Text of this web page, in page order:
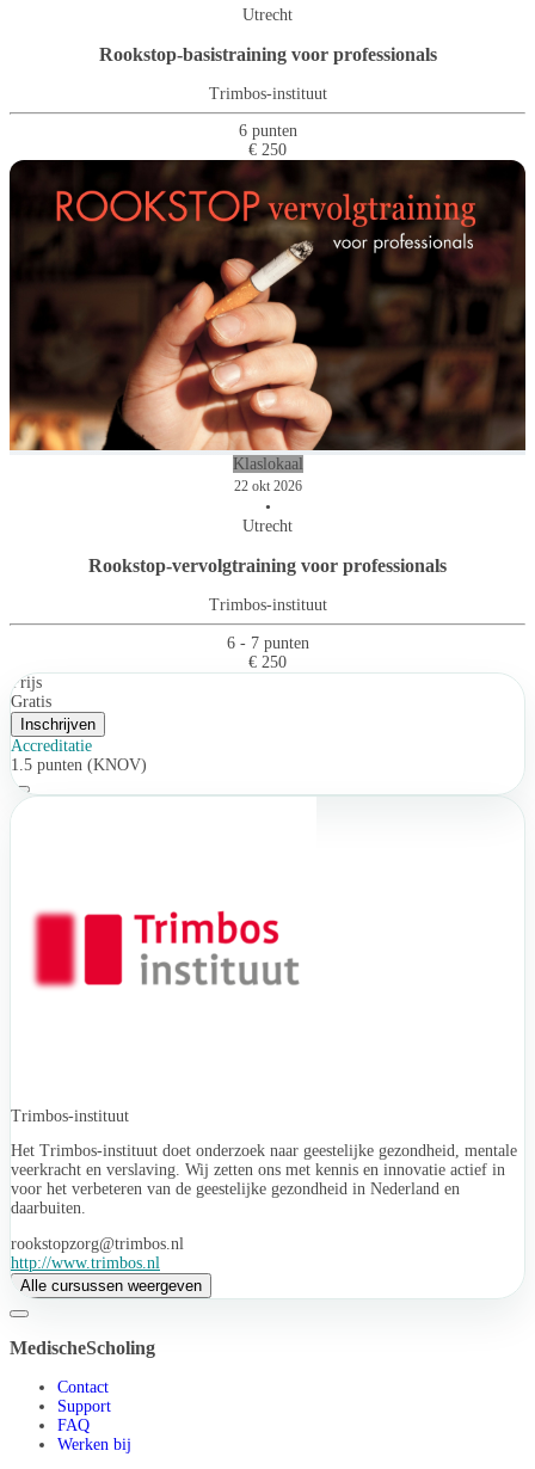
Utrecht
Rookstop-basistraining voor professionals
Trimbos-instituut
6 punten
€ 250
Klaslokaal
22 okt 2026
•
Utrecht
Rookstop-vervolgtraining voor professionals
Trimbos-instituut
6 - 7 punten
€ 250
Prijs
Gratis
Inschrijven
Accreditatie
1.5 punten (KNOV)
Trimbos-instituut
Het Trimbos-instituut doet onderzoek naar geestelijke gezondheid, mentale
veerkracht en verslaving. Wij zetten ons met kennis en innovatie actief in
voor het verbeteren van de geestelijke gezondheid in Nederland en
daarbuiten.
rookstopzorg@trimbos.nl
http://www.trimbos.nl
Alle cursussen weergeven
MedischeScholing
Contact
Support
FAQ
Werken bij